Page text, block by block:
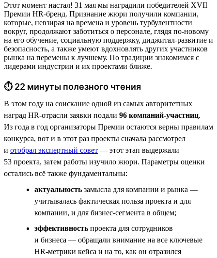
Этот момент настал! 31 мая мы наградили победителей XVII
Премии HR-бренд. Признание жюри получили компании,
которые, невзирая на времена и уровень турбулентности
вокруг, продолжают заботиться о персонале, глядя по-новому
на его обучение, социальную поддержку, диджитал-развитие и
безопасность, а также умеют вдохновлять других участников
рынка на перемены к лучшему. По традиции знакомимся с
лидерами индустрии и их проектами ближе.
⏱ 22 минуты полезного чтения
В этом году на соискание одной из самых авторитетных
наград HR-отрасли заявки подали 96 компаний-участниц.
Из года в год организаторы Премии остаются верны правилам
конкурса, вот и в этот раз проекты сначала рассмотрел
и отобрал экспертный совет — этот этап выдержали
53 проекта, затем работы изучило жюри. Параметры оценки
остались всё также фундаментальны:
актуальность замысла для компании и рынка —
учитывалась фактическая польза проекта и для
компании, и для бизнес-сегмента в общем;
эффективность проекта для сотрудников
и бизнеса — обращали внимание на все ключевые
НR-метрики кейса и на то, как он отразился